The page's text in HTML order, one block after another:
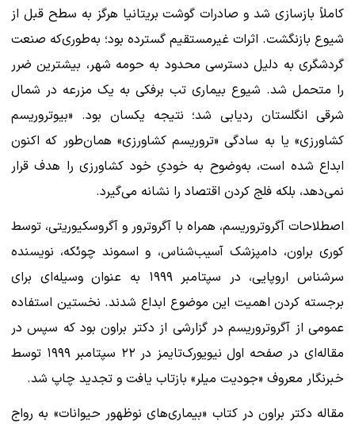
کاملاً بازسازی شد و صادرات گوشت بریتانیا هرگز به سطح قبل از
شیوع بازنگشت. اثرات غیرمستقیم گسترده بود؛ به‌طوری‌که صنعت
گردشگری به دلیل دسترسی محدود به حومه شهر، بیشترین ضرر
را متحمل شد. شیوع بیماری تب برفکی به یک مزرعه در شمال
شرقی انگلستان ردیابی شد؛ نتیجه یکسان بود. «بیوتروریسم
کشاورزی» یا به سادگی «تروریسم کشاورزی» همان‌طور که اکنون
ابداع شده است، به‌وضوح به خودیِ خود کشاورزی را هدف قرار
نمی‌دهد، بلکه فلج کردن اقتصاد را نشانه می‌گیرد.
اصطلاحات آگروتروریسم، همراه با آگروترور و آگروسکیوریتی، توسط
کوری براون، دامپزشک آسیب‌شناس، و اسموند چوئکه، نویسنده
سرشناس اروپایی، در سپتامبر ۱۹۹۹ به عنوان وسیله‌ای برای
برجسته کردن اهمیت این موضوع ابداع شدند. نخستین استفاده
عمومی از آگروتروریسم در گزارشی از دکتر براون بود که سپس در
مقاله‌ای در صفحه اول نیویورک‌تایمز در ۲۲ سپتامبر ۱۹۹۹ توسط
خبرنگار معروف «جودیت میلر» بازتاب یافت و تجدید چاپ شد.
مقاله دکتر براون در کتاب «بیماری‌های نوظهور حیوانات» به رواج